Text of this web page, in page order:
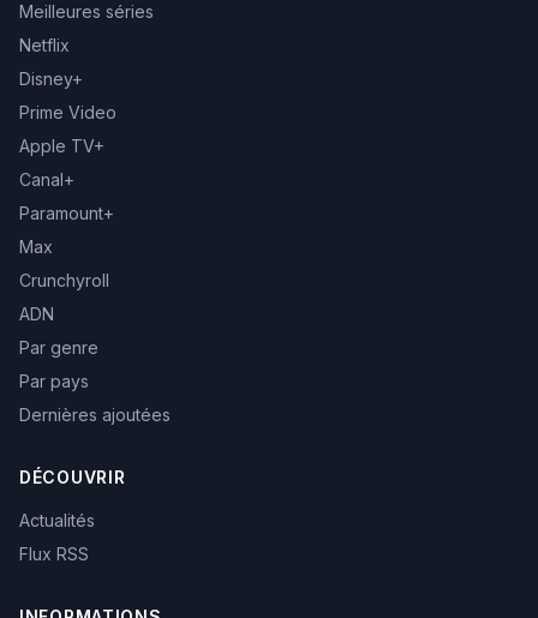
Meilleures séries
Netflix
Disney+
Prime Video
Apple TV+
Canal+
Paramount+
Max
Crunchyroll
ADN
Par genre
Par pays
Dernières ajoutées
DÉCOUVRIR
Actualités
Flux RSS